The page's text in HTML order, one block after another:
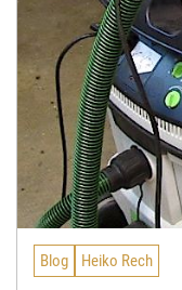
Blog Heiko Rech